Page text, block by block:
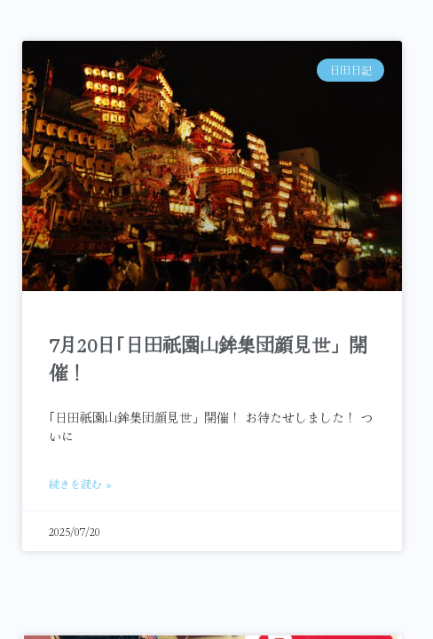
日田日記
7月20日｢日田祇園山鉾集団顔見世」開
催！
｢日田祇園山鉾集団顔見世」開催！ お待たせしました！ つ
いに
続きを読む »
2025/07/20